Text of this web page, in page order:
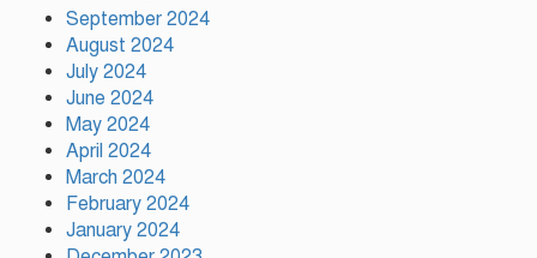
দুর্গাপূজায় আসছে সালমার নতুন গান,
রেকর্ড সম্পন্ন
September 2024
August 2024
July 2024
June 2024
May 2024
April 2024
March 2024
February 2024
January 2024